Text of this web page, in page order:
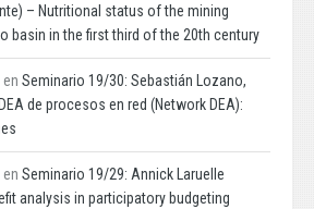
– Nutritional status of the mining
basin in the first third of the 20th century
en Seminario 19/30: Sebastián Lozano,
de procesos en red (Network DEA):
en Seminario 19/29: Annick Laruelle
analysis in participatory budgeting